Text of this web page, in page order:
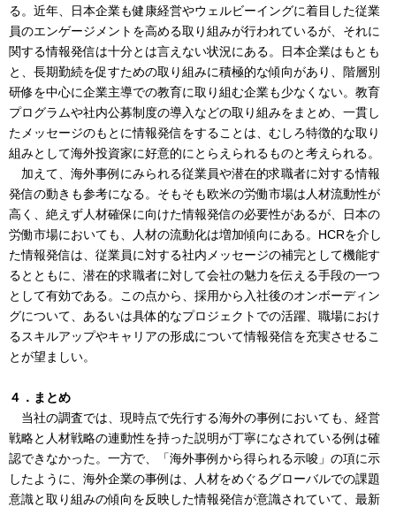
る。近年、日本企業も健康経営やウェルビーイングに着目した従業
員のエンゲージメントを高める取り組みが行われているが、それに
関する情報発信は十分とは言えない状況にある。日本企業はもとも
と、長期勤続を促すための取り組みに積極的な傾向があり、階層別
研修を中心に企業主導での教育に取り組む企業も少なくない。教育
プログラムや社内公募制度の導入などの取り組みをまとめ、一貫し
たメッセージのもとに情報発信をすることは、むしろ特徴的な取り
組みとして海外投資家に好意的にとらえられるものと考えられる。
加えて、海外事例にみられる従業員や潜在的求職者に対する情報
発信の動きも参考になる。そもそも欧米の労働市場は人材流動性が
高く、絶えず人材確保に向けた情報発信の必要性があるが、日本の
労働市場においても、人材の流動化は増加傾向にある。HCRを介し
た情報発信は、従業員に対する社内メッセージの補完として機能す
るとともに、潜在的求職者に対して会社の魅力を伝える手段の一つ
として有効である。この点から、採用から入社後のオンボーディン
グについて、あるいは具体的なプロジェクトでの活躍、職場におけ
るスキルアップやキャリアの形成について情報発信を充実させるこ
とが望ましい。
４．まとめ
当社の調査では、現時点で先行する海外の事例においても、経営
戦略と人材戦略の連動性を持った説明が丁寧になされている例は確
認できなかった。一方で、「海外事例から得られる示唆」の項に示
したように、海外企業の事例は、人材をめぐるグローバルでの課題
意識と取り組みの傾向を反映した情報発信が意識されていて、最新